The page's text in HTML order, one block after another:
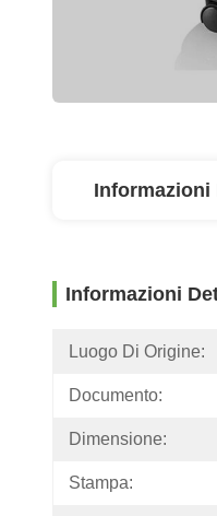
Informazioni
Informazioni
Luogo Di Origine:
Documento:
Dimensione:
Stampa: